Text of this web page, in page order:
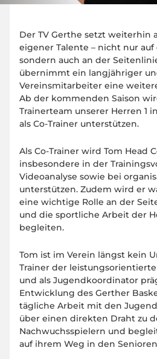
Der TV Gerthe setzt weiterhin
eigener Talente – nicht nur
sondern auch an der
übernimmt ein langjähriger
Vereinsmitarbeiter eine
Ab der kommenden Saison
Trainerteam unserer Herren 1
als Co-Trainer unterstützen.
Als Co-Trainer wird Tom Head
insbesondere in der
Videoanalyse sowie bei
unterstützen. Zudem wird er
eine wichtige Rolle an der
und die sportliche Arbeit der
begleiten.
Tom ist im Verein längst kein
Trainer der
und als Jugendkoordinator
Entwicklung des Gerther
tägliche Arbeit mit den
über einen direkten Draht zu
Nachwuchsspielern und
auf ihrem Weg in den